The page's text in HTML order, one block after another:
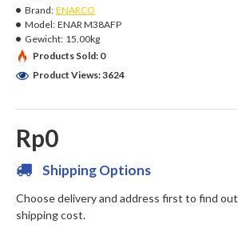
Rp0
Brand: ENARCO
Model: ENAR M38AFP
Gewicht: 15.00kg
Products Sold: 0
Product Views: 3624
Shipping Options
Choose delivery and address first to find out
shipping cost.